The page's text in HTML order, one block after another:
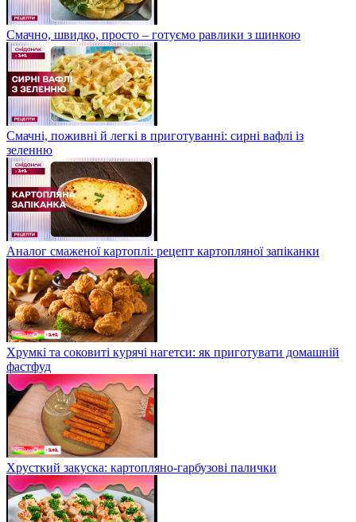
Смачно, швидко, просто – готуємо равлики з шинкою
Смачні, поживні й легкі в приготуванні: сирні вафлі із
зеленню
Аналог смаженої картоплі: рецепт картопляної запіканки
Хрумкі та соковиті курячі нагетси: як приготувати домашній
фастфуд
Хрусткий закуска: картопляно-гарбузові палички